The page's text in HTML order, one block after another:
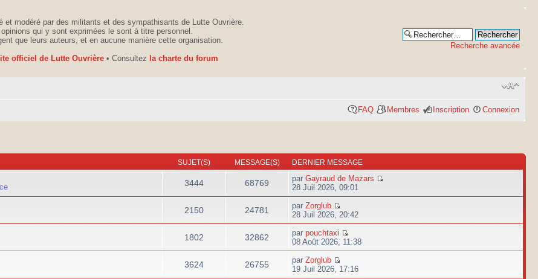
et modéré par des militants et des sympathisants de Lutte Ouvrière.
opinions qui y sont exprimées le sont à titre personnel.
que leurs auteurs, et en aucune manière cette organisation.
officiel de Lutte Ouvrière • Consultez la charte du forum
Recherche avancée
FAQ Membres Inscription Connexion
SUJET(S) MESSAGE(S) DERNIER MESSAGE
3444 68769 parGayraud de Mazars
28 Juil 2026, 09:01
2150 24781 parZorglub
28 Juil 2026, 20:42
1802 32862 parpouchtaxi
08 Août 2026, 11:38
3624 26755 parZorglub
19 Juil 2026, 17:16